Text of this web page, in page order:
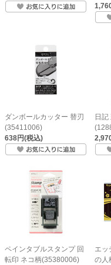
ダンボールカッター 替刃
(35411006)
638円(税込)
日記
ペインタブルスタンプ 回
転印 ネコ柄(35380006)
エッ
の人